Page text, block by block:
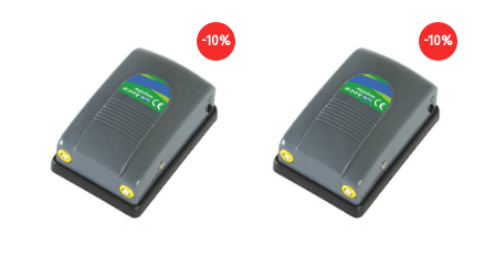
-10% -10%